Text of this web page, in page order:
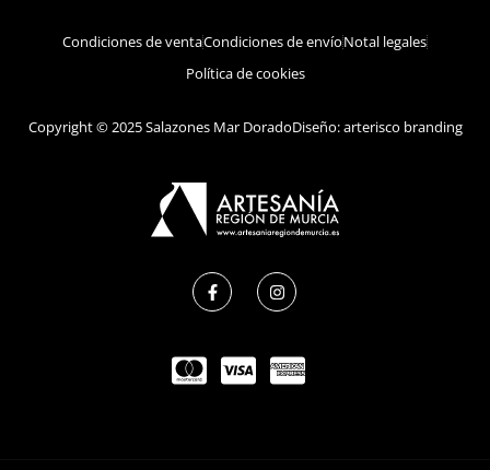
Condiciones de ventaCondiciones de envíoNotal legales
Política de cookies
Copyright © 2025 Salazones Mar DoradoDiseño: arterisco branding